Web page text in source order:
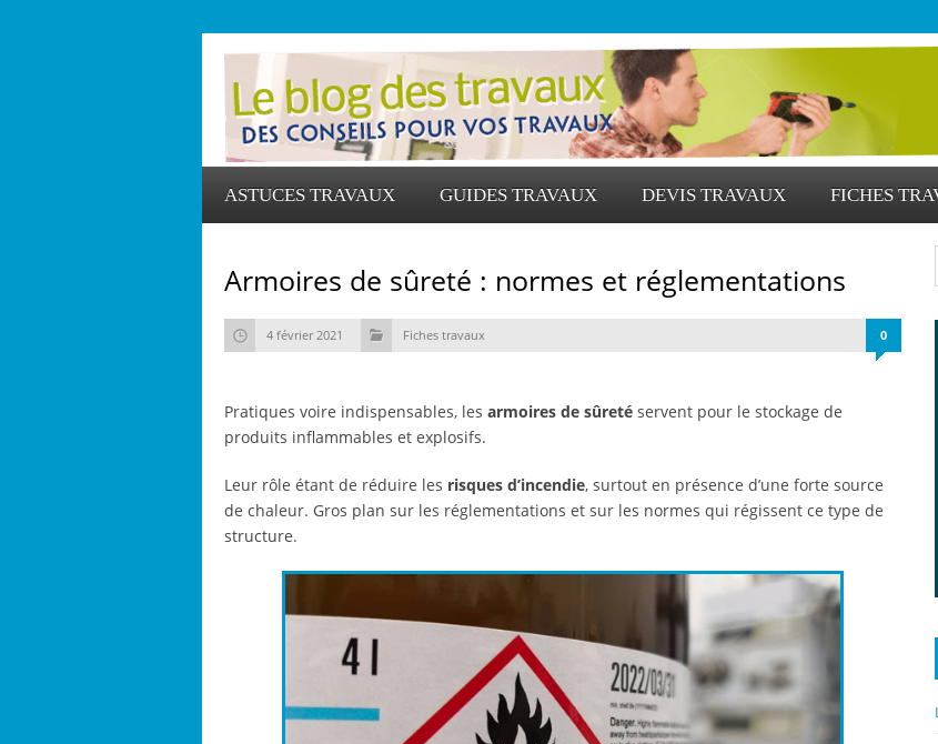
ASTUCES TRAVAUX GUIDES TRAVAUX DEVIS TRAVAUX FICHES
Armoires de sûreté : normes et réglementations
4 février 2021 Fiches travaux 0
Pratiques voire indispensables, les armoires de sûreté servent pour le stockage de
produits inflammables et explosifs.
Leur rôle étant de réduire les risques d’incendie, surtout en présence d’une forte source
de chaleur. Gros plan sur les réglementations et sur les normes qui régissent ce type de
structure.